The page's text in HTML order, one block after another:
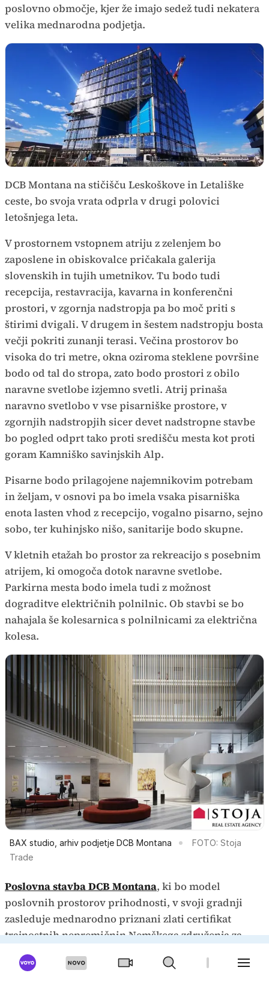
poslovno območje, kjer že imajo sedež tudi nekatera
velika mednarodna podjetja.
DCB Montana na stičišču Leskoškove in Letališke
ceste, bo svoja vrata odprla v drugi polovici
letošnjega leta.
V prostornem vstopnem atriju z zelenjem bo
zaposlene in obiskovalce pričakala galerija
slovenskih in tujih umetnikov. Tu bodo tudi
recepcija, restavracija, kavarna in konferenčni
prostori, v zgornja nadstropja pa bo moč priti s
štirimi dvigali. V drugem in šestem nadstropju bosta
večji pokriti zunanji terasi. Večina prostorov bo
visoka do tri metre, okna oziroma steklene površine
bodo od tal do stropa, zato bodo prostori z obilo
naravne svetlobe izjemno svetli. Atrij prinaša
naravno svetlobo v vse pisarniške prostore, v
zgornjih nadstropjih sicer devet nadstropne stavbe
bo pogled odprt tako proti središču mesta kot proti
goram Kamniško savinjskih Alp.
Pisarne bodo prilagojene najemnikovim potrebam
in željam, v osnovi pa bo imela vsaka pisarniška
enota lasten vhod z recepcijo, vogalno pisarno, sejno
sobo, ter kuhinjsko nišo, sanitarije bodo skupne.
V kletnih etažah bo prostor za rekreacijo s posebnim
atrijem, ki omogoča dotok naravne svetlobe.
Parkirna mesta bodo imela tudi z možnost
dograditve električnih polnilnic. Ob stavbi se bo
nahajala še kolesarnica s polnilnicami za električna
kolesa.
BAX studio, arhiv podjetje DCB Montana
FOTO: Stoja
Trade
Poslovna stavba DCB Montana, ki bo model
poslovnih prostorov prihodnosti, v svoji gradnji
zasleduje mednarodno priznani zlati certifikat
trajnostnih nepremičnin Nemškega združenja za
trajnostno gradnjo DGNB, ki je izkaz kvalitetne in
trajnostne gradnje.